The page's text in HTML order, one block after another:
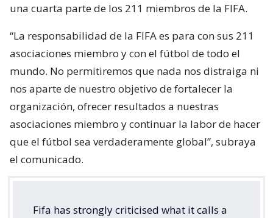
una cuarta parte de los 211 miembros de la FIFA.
“La responsabilidad de la FIFA es para con sus 211
asociaciones miembro y con el fútbol de todo el
mundo. No permitiremos que nada nos distraiga ni
nos aparte de nuestro objetivo de fortalecer la
organización, ofrecer resultados a nuestras
asociaciones miembro y continuar la labor de hacer
que el fútbol sea verdaderamente global”, subraya
el comunicado.
Fifa has strongly criticised what it calls a